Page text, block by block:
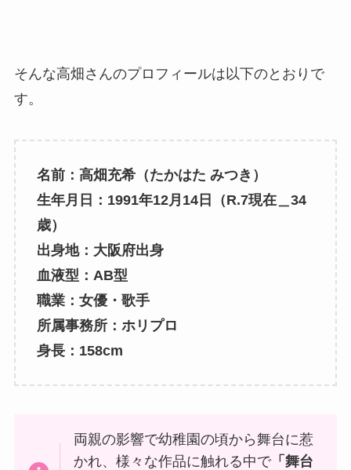
そんな高畑さんのプロフィールは以下のとおりで
す。
名前：高畑充希（たかはた みつき）
生年月日：1991年12月14日（R.7現在＿34
歳）
出身地：大阪府出身
血液型：AB型
職業：女優・歌手
所属事務所：ホリプロ
身長：158cm
両親の影響で幼稚園の頃から舞台に惹
かれ、様々な作品に触れる中で「舞台